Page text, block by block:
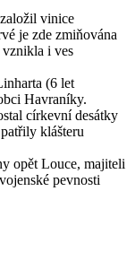
vinice
je zde zmiňována
i ves
(6 let
Havraníky.
církevní desátky
klášteru
opět Louce, majiteli
pevnosti